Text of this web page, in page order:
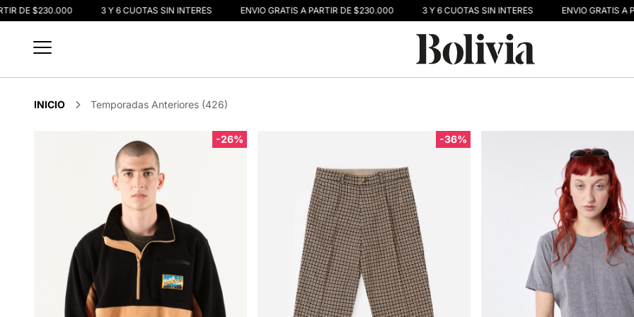
DE $230.000 3 Y 6 CUOTAS SIN INTERÉS ENVIO GRATIS A PARTIR DE $230.000 3 Y 6 CUOTAS SIN INTERÉS ENVIO GRATIS A
INICIO Temporadas Anteriores (426)
-26% -36%